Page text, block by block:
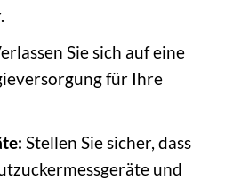
Sie sich auf eine
für Ihre
Stellen Sie sicher, dass
und